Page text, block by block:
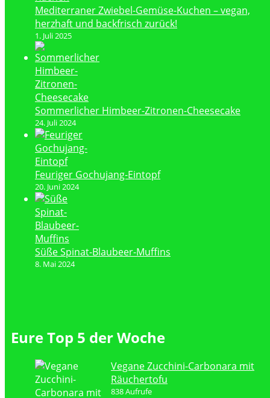
Mediterraner Zwiebel-Gemüse-Kuchen – vegan,
herzhaft und backfrisch zurück!
1. Juli 2025
Sommerlicher Himbeer-Zitronen-Cheesecake
24. Juli 2024
Feuriger Gochujang-Eintopf
20. Juni 2024
Süße Spinat-Blaubeer-Muffins
8. Mai 2024
Eure Top 5 der Woche
Vegane Zucchini-Carbonara mit
Räuchertofu
838 Aufrufe